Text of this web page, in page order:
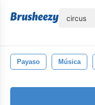
Payaso Música